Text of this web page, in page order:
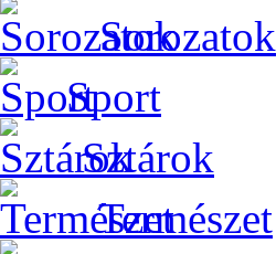
Sorozatok
Sport
Sztárok
Természet